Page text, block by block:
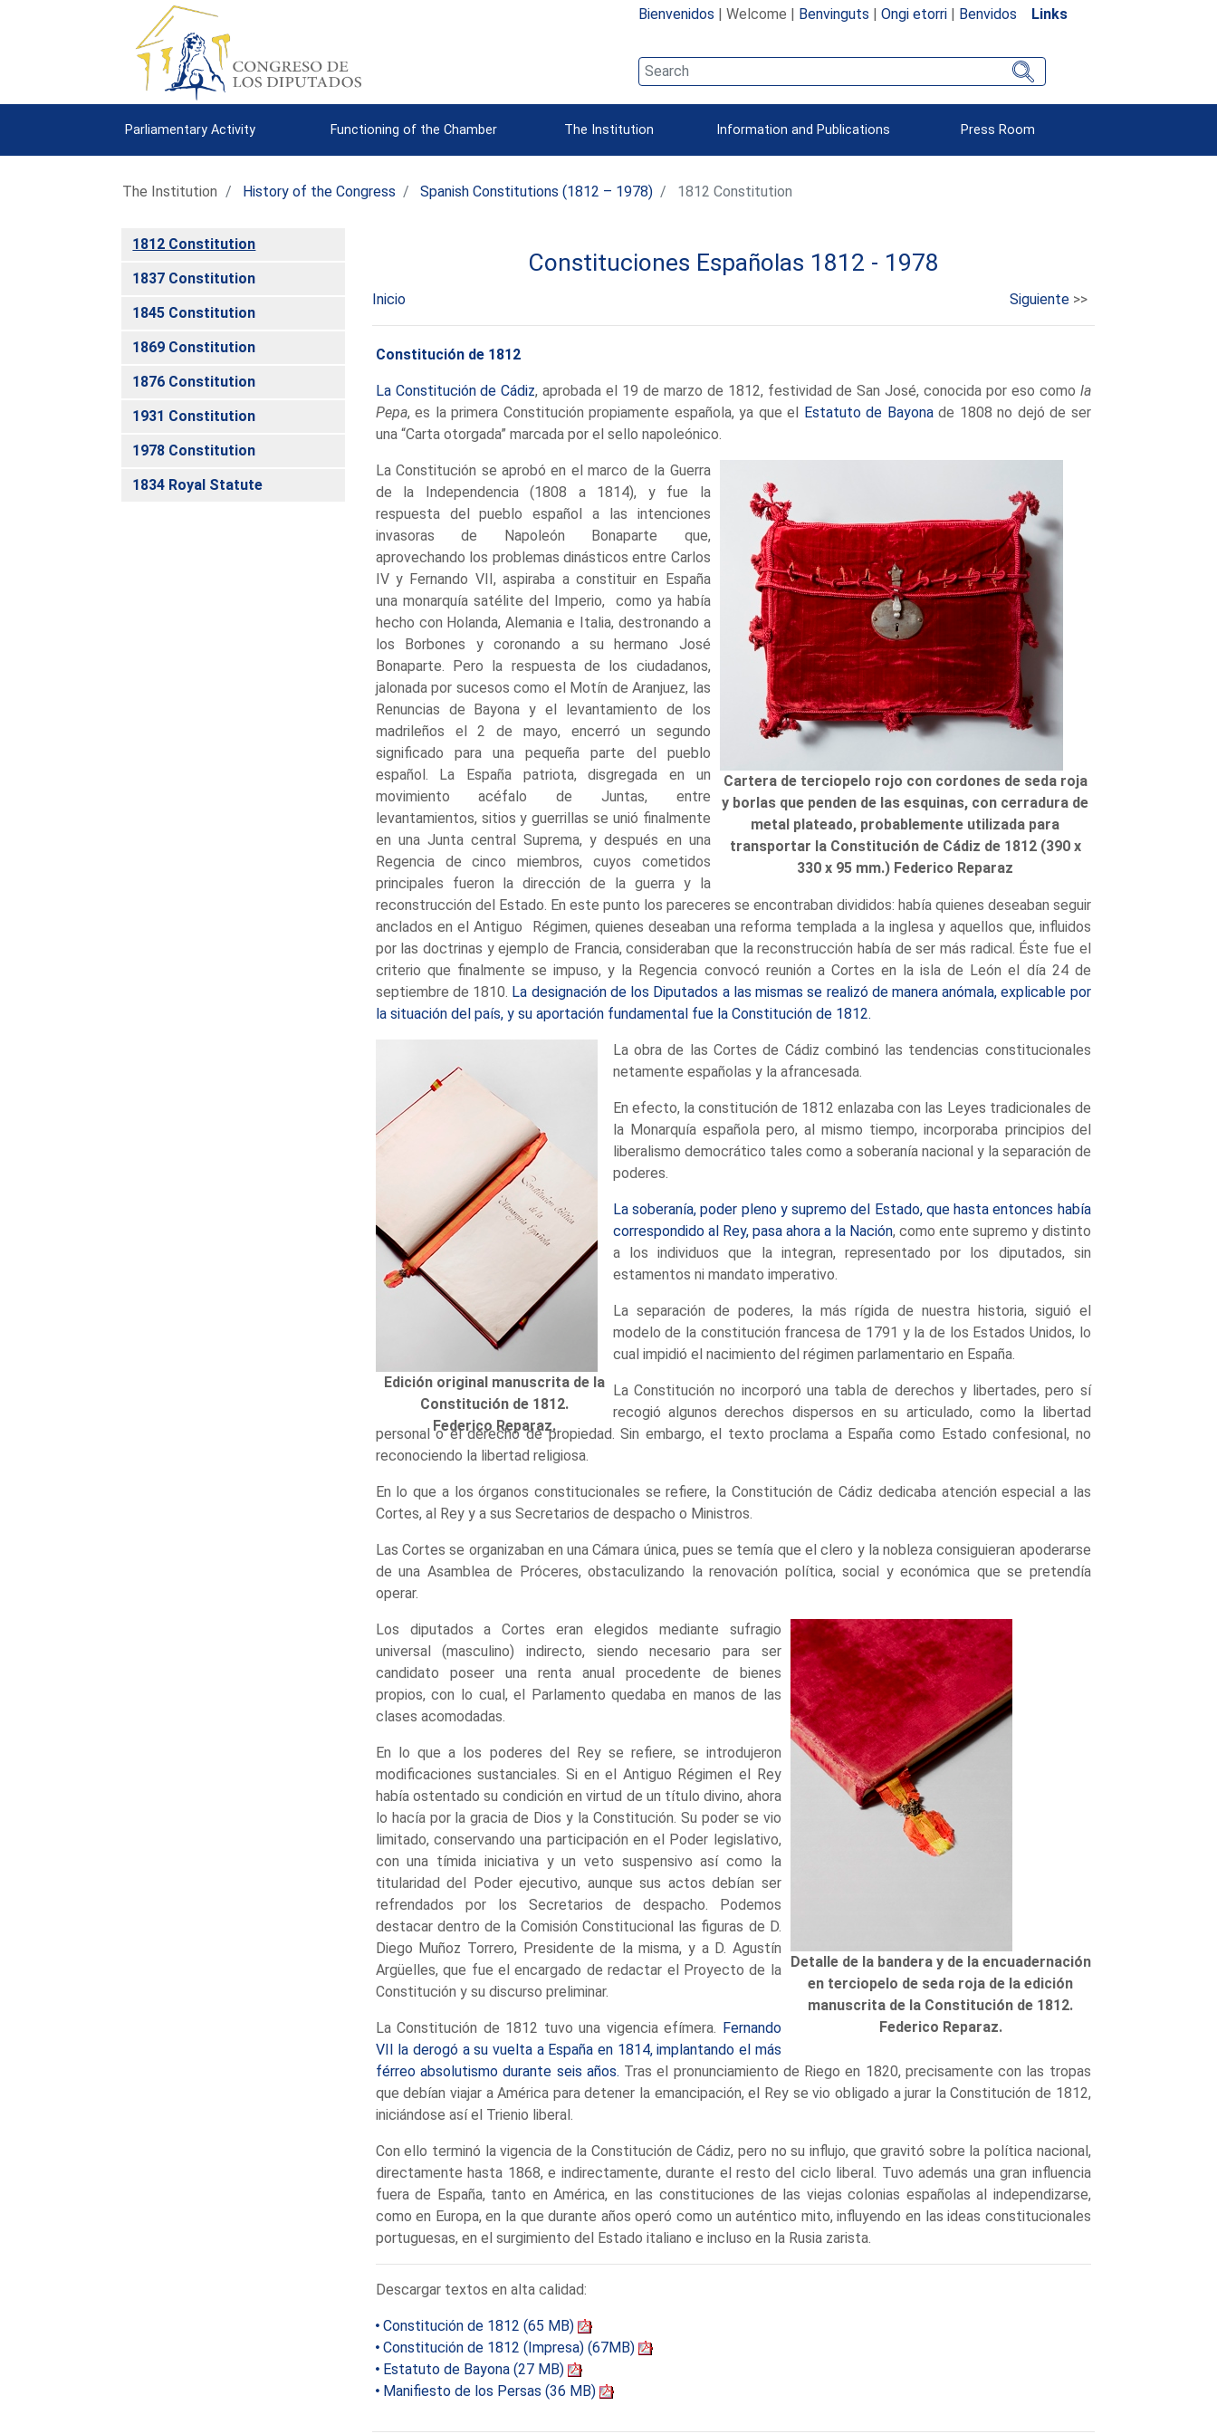
Bienvenidos | Welcome | Benvinguts | Ongi etorri| Benvidos Links
Parliamentary Activity Functioning of the Chamber The Institution Information and Publications Press Room
The Institution History of the Congress Spanish Constitutions (1812 – 1978) 1812 Constitution
1812 Constitution
1837 Constitution
1845 Constitution
1869 Constitution
1876 Constitution
1931 Constitution
1978 Constitution
1834 Royal Statute
Constituciones Españolas 1812 - 1978
Inicio Siguiente>>
Constitución de 1812
La Constitución de Cádiz, aprobada el 19 de marzo de 1812, festividad de San José, conocida por eso como la
Pepa, es la primera Constitución propiamente española, ya que el Estatuto de Bayonade 1808 no dejó de ser
una “Carta otorgada” marcada por el sello napoleónico.
Cartera de terciopelo rojo con cordones de seda roja
y borlas que penden de las esquinas, con cerradura de
metal plateado, probablemente utilizada para
transportar la Constitución de Cádiz de 1812 (390 x
330 x 95 mm.) Federico Reparaz
La Constitución se aprobó en el marco de la Guerra
de la Independencia (1808 a 1814), y fue la
respuesta del pueblo español a las intenciones
invasoras de Napoleón Bonaparte que,
aprovechando los problemas dinásticos entre Carlos
IV y Fernando VII, aspiraba a constituir en España
una monarquía satélite del Imperio, como ya había
hecho con Holanda, Alemania e Italia, destronando a
los Borbones y coronando a su hermano José
Bonaparte. Pero la respuesta de los ciudadanos,
jalonada por sucesos como el Motín de Aranjuez, las
Renuncias de Bayona y el levantamiento de los
madrileños el 2 de mayo, encerró un segundo
significado para una pequeña parte del pueblo
español. La España patriota, disgregada en un
movimiento acéfalo de Juntas, entre
levantamientos, sitios y guerrillas se unió finalmente
en una Junta central Suprema, y después en una
Regencia de cinco miembros, cuyos cometidos
principales fueron la dirección de la guerra y la
reconstrucción del Estado. En este punto los pareceres se encontraban divididos: había quienes deseaban seguir
anclados en el Antiguo Régimen, quienes deseaban una reforma templada a la inglesa y aquellos que, influidos
por las doctrinas y ejemplo de Francia, consideraban que la reconstrucción había de ser más radical. Éste fue el
criterio que finalmente se impuso, y la Regencia convocó reunión a Cortes en la isla de León el día 24 de
septiembre de 1810. La designación de los Diputados a las mismas se realizó de manera anómala, explicable por
la situación del país, y su aportación fundamental fue la Constitución de 1812.
Edición original manuscrita de la
Constitución de 1812.
Federico Reparaz.
La obra de las Cortes de Cádiz combinó las tendencias constitucionales
netamente españolas y la afrancesada.
En efecto, la constitución de 1812 enlazaba con las Leyes tradicionales de
la Monarquía española pero, al mismo tiempo, incorporaba principios del
liberalismo democrático tales como a soberanía nacional y la separación de
poderes.
La soberanía, poder pleno y supremo del Estado, que hasta entonces había
correspondido al Rey, pasa ahora a la Nación, como ente supremo y distinto
a los individuos que la integran, representado por los diputados, sin
estamentos ni mandato imperativo.
La separación de poderes, la más rígida de nuestra historia, siguió el
modelo de la constitución francesa de 1791 y la de los Estados Unidos, lo
cual impidió el nacimiento del régimen parlamentario en España.
La Constitución no incorporó una tabla de derechos y libertades, pero sí
recogió algunos derechos dispersos en su articulado, como la libertad
personal o el derecho de propiedad. Sin embargo, el texto proclama a España como Estado confesional, no
reconociendo la libertad religiosa.
En lo que a los órganos constitucionales se refiere, la Constitución de Cádiz dedicaba atención especial a las
Cortes, al Rey y a sus Secretarios de despacho o Ministros.
Las Cortes se organizaban en una Cámara única, pues se temía que el clero y la nobleza consiguieran apoderarse
de una Asamblea de Próceres, obstaculizando la renovación política, social y económica que se pretendía
operar.
Detalle de la bandera y de la encuadernación
en terciopelo de seda roja de la edición
manuscrita de la Constitución de 1812.
Federico Reparaz.
Los diputados a Cortes eran elegidos mediante sufragio
universal (masculino) indirecto, siendo necesario para ser
candidato poseer una renta anual procedente de bienes
propios, con lo cual, el Parlamento quedaba en manos de las
clases acomodadas.
En lo que a los poderes del Rey se refiere, se introdujeron
modificaciones sustanciales. Si en el Antiguo Régimen el Rey
había ostentado su condición en virtud de un título divino, ahora
lo hacía por la gracia de Dios y la Constitución. Su poder se vio
limitado, conservando una participación en el Poder legislativo,
con una tímida iniciativa y un veto suspensivo así como la
titularidad del Poder ejecutivo, aunque sus actos debían ser
refrendados por los Secretarios de despacho. Podemos
destacar dentro de la Comisión Constitucional las figuras de D.
Diego Muñoz Torrero, Presidente de la misma, y a D. Agustín
Argüelles, que fue el encargado de redactar el Proyecto de la
Constitución y su discurso preliminar.
La Constitución de 1812 tuvo una vigencia efímera. Fernando
VII la derogó a su vuelta a España en 1814, implantando el más
férreo absolutismo durante seis años. Tras el pronunciamiento de Riego en 1820, precisamente con las tropas
que debían viajar a América para detener la emancipación, el Rey se vio obligado a jurar la Constitución de 1812,
iniciándose así el Trienio liberal.
Con ello terminó la vigencia de la Constitución de Cádiz, pero no su influjo, que gravitó sobre la política nacional,
directamente hasta 1868, e indirectamente, durante el resto del ciclo liberal. Tuvo además una gran influencia
fuera de España, tanto en América, en las constituciones de las viejas colonias españolas al independizarse,
como en Europa, en la que durante años operó como un auténtico mito, influyendo en las ideas constitucionales
portuguesas, en el surgimiento del Estado italiano e incluso en la Rusia zarista.
Descargar textos en alta calidad:
Constitución de 1812 (65 MB)
Constitución de 1812 (Impresa) (67MB)
Estatuto de Bayona (27 MB)
Manifiesto de los Persas (36 MB)